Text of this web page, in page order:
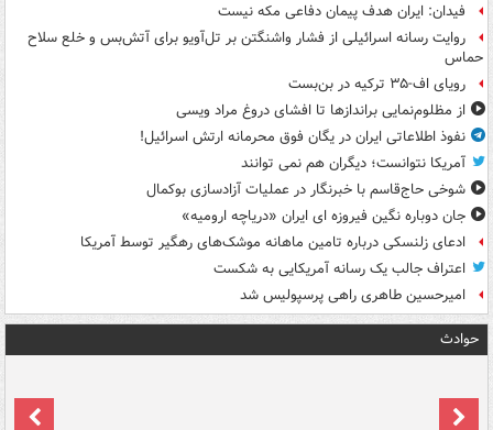
فیدان: ایران هدف پیمان دفاعی مکه نیست
روایت رسانه اسرائیلی از فشار واشنگتن بر تل‌آویو برای آتش‌بس و خلع سلاح
حماس
رویای اف-۳۵ ترکیه در بن‌بست
از مظلوم‌نمایی براندازها تا افشای دروغ مراد ویسی
نفوذ اطلاعاتی ایران در یگان فوق محرمانه ارتش اسرائیل!
آمریکا نتوانست؛ دیگران هم نمی توانند
شوخی حاج‌قاسم با خبرنگار در عملیات آزادسازی بوکمال
جان دوباره نگین فیروزه ای ایران «دریاچه ارومیه»
ادعای زلنسکی درباره تامین ماهانه موشک‌های رهگیر توسط آمریکا
اعتراف جالب یک رسانه آمریکایی به شکست
امیرحسین طاهری راهی پرسپولیس شد
حوادث